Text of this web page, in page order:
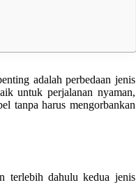
adalah perbedaan jenis
untuk perjalanan nyaman,
tanpa harus mengorbankan
terlebih dahulu kedua jenis